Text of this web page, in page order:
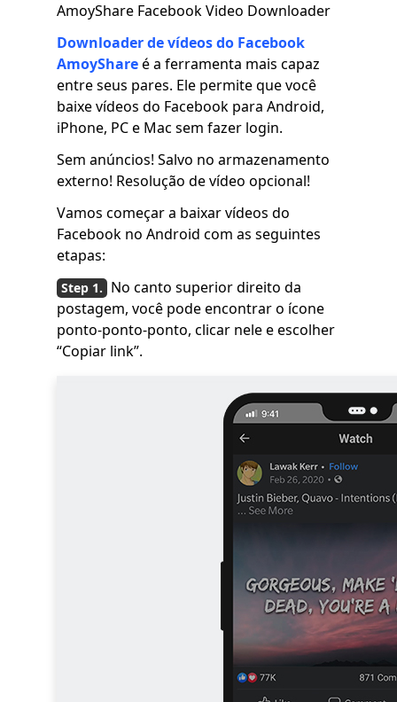
AmoyShare Facebook Video Downloader
Downloader de vídeos do Facebook
AmoyShareé a ferramenta mais capaz
entre seus pares. Ele permite que você
baixe vídeos do Facebook para Android,
iPhone, PC e Mac sem fazer login.
Sem anúncios! Salvo no armazenamento
externo! Resolução de vídeo opcional!
Vamos começar a baixar vídeos do
Facebook no Android com as seguintes
etapas:
No canto superior direito da
postagem, você pode encontrar o ícone
ponto-ponto-ponto, clicar nele e escolher
“Copiar link”.